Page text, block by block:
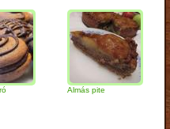
Almás pite